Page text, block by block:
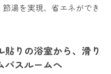
湯を実現、省エネができ
貼りの浴室から、滑り
バスルームへ